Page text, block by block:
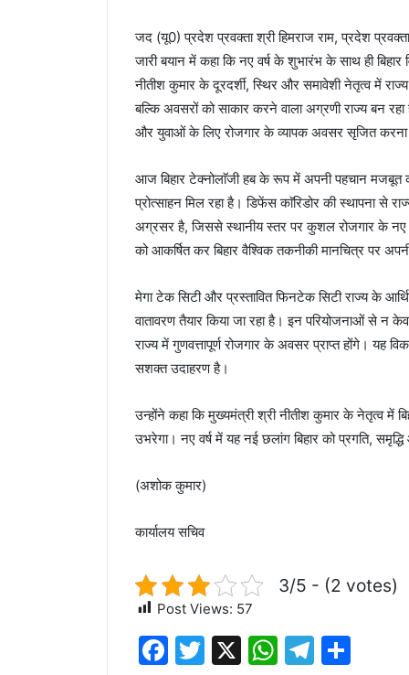
जद (यू0) प्रदेश प्रवक्ता श्री हिमराज राम, प्रदेश
जारी बयान में कहा कि नए वर्ष के शुभारंभ के साथ ही
नीतीश कुमार के दूरदर्शी, स्थिर और समावेशी नेतृत्व में
बल्कि अवसरों को साकार करने वाला अग्रणी राज्य बन
और युवाओं के लिए रोजगार के व्यापक अवसर सृजित
आज बिहार टेक्नोलाॅजी हब के रूप में अपनी पहचान
प्रोत्साहन मिल रहा है। डिफेंस काॅरिडोर की स्थापना से
अग्रसर है, जिससे स्थानीय स्तर पर कुशल रोजगार के नए
को आकर्षित कर बिहार वैश्विक तकनीकी मानचित्र पर
मेगा टेक सिटी और प्रस्तावित फिनटेक सिटी राज्य के
वातावरण तैयार किया जा रहा है। इन परियोजनाओं से न
राज्य में गुणवत्तापूर्ण रोजगार के अवसर प्राप्त होंगे। यह
सशक्त उदाहरण है।
उन्होंने कहा कि मुख्यमंत्री श्री नीतीश कुमार के नेतृत्व
उभरेगा। नए वर्ष में यह नई छलांग बिहार को प्रगति,
(अशोक कुमार)
कार्यालय सचिव
3/5 - (2 votes)
Post Views: 57
F
T
X
W T